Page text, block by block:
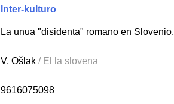
Inter-kulturo
La unua "disidenta" romano en Slovenio.
V. Ošlak / El la slovena
9616075098